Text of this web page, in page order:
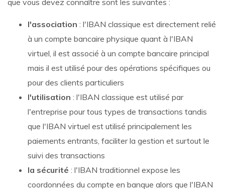
l'association : l'IBAN classique est directement relié
à un compte bancaire physique quant à l'IBAN
virtuel, il est associé à un compte bancaire principal
mais il est utilisé pour des opérations spécifiques ou
pour des clients particuliers
l'utilisation : l'IBAN classique est utilisé par
l'entreprise pour tous types de transactions tandis
que l'IBAN virtuel est utilisé principalement les
paiements entrants, faciliter la gestion et surtout le
suivi des transactions
la sécurité : l'IBAN traditionnel expose les
coordonnées du compte en banque alors que l'IBAN